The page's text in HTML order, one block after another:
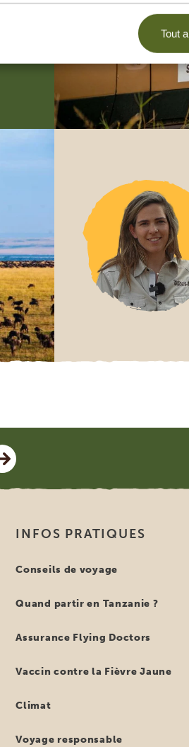
Tout
INFOS PRATIQUES
Conseils de voyage
Quand partir en Tanzanie ?
Assurance Flying Doctors
Vaccin contre la Fièvre Jaune
Climat
Voyage responsable